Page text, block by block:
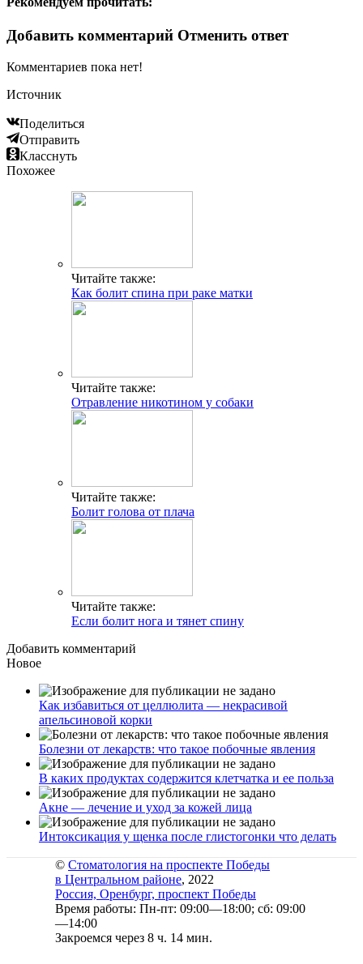
Добавить комментарий Отменить ответ
Комментариев пока нет!
Источник
Поделиться
Отправить
Класснуть
Похожее
Читайте также:
Как болит спина при раке матки
Читайте также:
Отравление никотином у собаки
Читайте также:
Болит голова от плача
Читайте также:
Если болит нога и тянет спину
Добавить комментарий
Новое
Как избавиться от целлюлита — некрасивой
апельсиновой корки
Болезни от лекарств: что такое побочные явления
В каких продуктах содержится клетчатка и ее польза
Акне — лечение и уход за кожей лица
Интоксикация у щенка после глистогонки что делать
© Стоматология на проспекте Победы
в Центральном районе, 2022
Россия, Оренбург, проспект Победы
Время работы: Пн-пт: 09:00—18:00; сб: 09:00
—14:00
Закроемся через 8 ч. 14 мин.